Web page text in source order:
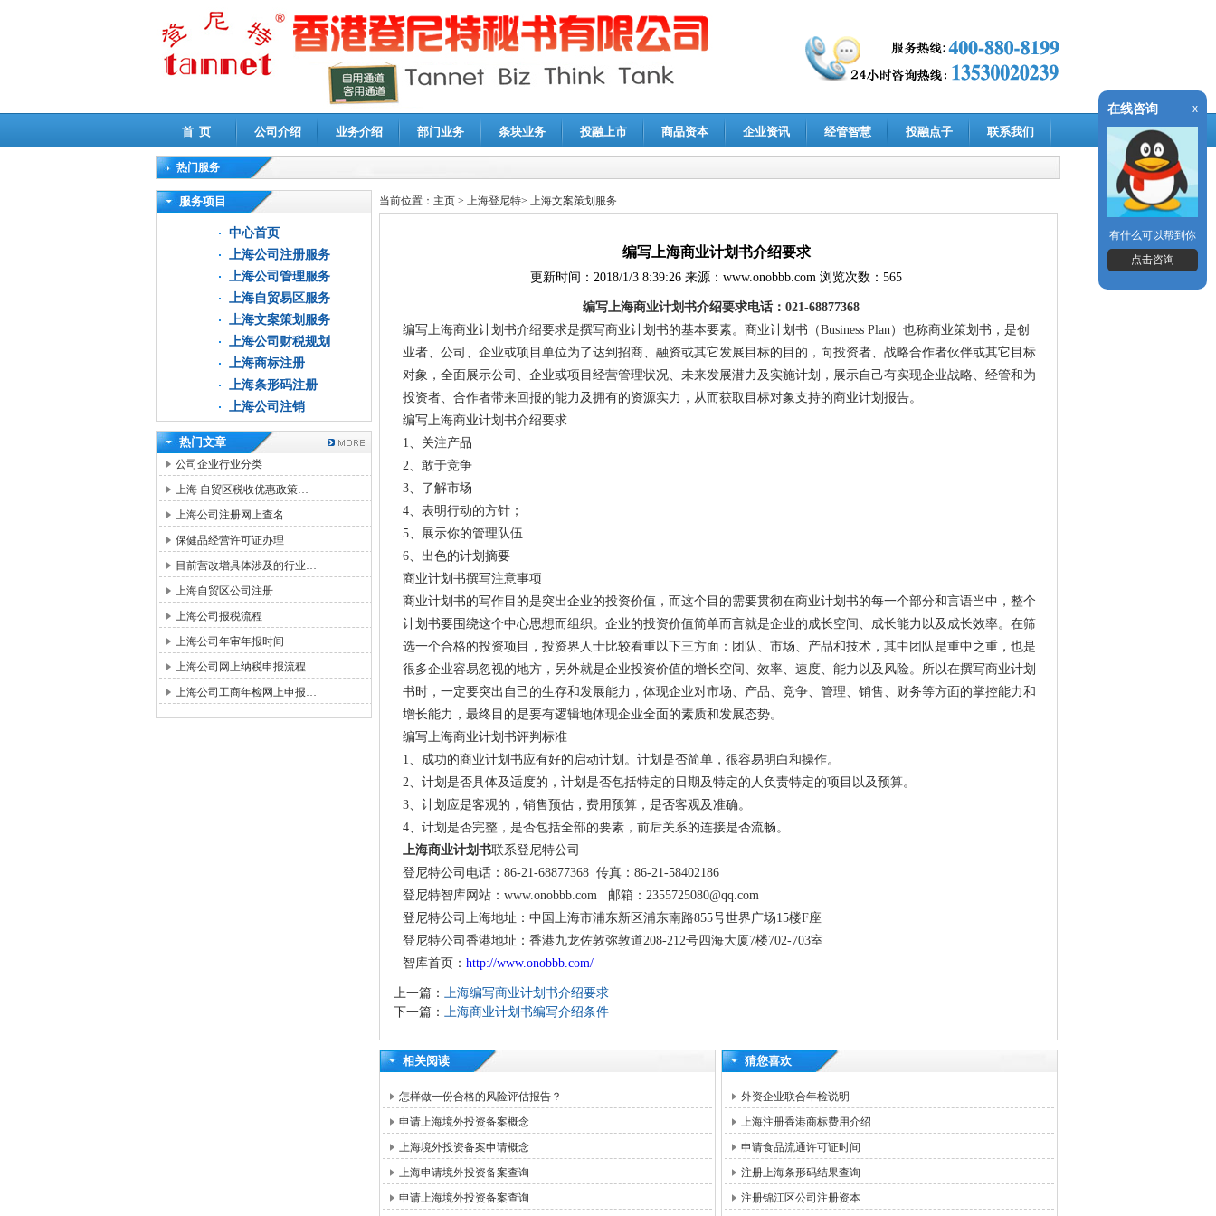
首 页 公司介绍 业务介绍 部门业务 条块业务 投融上市 商品资本 企业资讯 经管智慧 投融点子 联系我们
热门服务
高新技术企业认定审计|企业所得税汇算清缴申报鉴证
服务项目
中心首页
上海公司注册服务
上海公司管理服务
上海自贸易区服务
上海文案策划服务
上海公司财税规划
上海商标注册
上海条形码注册
上海公司注销
热门文章
公司企业行业分类
上海 自贸区税收优惠政策…
上海公司注册网上查名
保健品经营许可证办理
目前营改增具体涉及的行业…
上海自贸区公司注册
上海公司报税流程
上海公司年审年报时间
上海公司网上纳税申报流程…
上海公司工商年检网上申报…
当前位置： 主页 > 上海登尼特> 上海文案策划服务
编写上海商业计划书介绍要求
更新时间： 2018/1/3 8:39:26 来源： www.onobbb.com 浏览次数：565
编写上海商业计划书介绍要求电话：021-68877368
编写上海商业计划书介绍要求是撰写商业计划书的基本要素。商业计划书（Business Plan）也称商业策划书，是创
业者、公司、企业或项目单位为了达到招商、融资或其它发展目标的目的，向投资者、战略合作者伙伴或其它目标
对象，全面展示公司、企业或项目经营管理状况、未来发展潜力及实施计划，展示自己有实现企业战略、经管和为
投资者、合作者带来回报的能力及拥有的资源实力，从而获取目标对象支持的商业计划报告。
编写上海商业计划书介绍要求
1、关注产品
2、敢于竞争
3、了解市场
4、表明行动的方针；
5、展示你的管理队伍
6、出色的计划摘要
商业计划书撰写注意事项
商业计划书的写作目的是突出企业的投资价值，而这个目的需要贯彻在商业计划书的每一个部分和言语当中，整个
计划书要围绕这个中心思想而组织。企业的投资价值简单而言就是企业的成长空间、成长能力以及成长效率。在筛
选一个合格的投资项目，投资界人士比较看重以下三方面：团队、市场、产品和技术，其中团队是重中之重，也是
很多企业容易忽视的地方，另外就是企业投资价值的增长空间、效率、速度、能力以及风险。所以在撰写商业计划
书时，一定要突出自己的生存和发展能力，体现企业对市场、产品、竞争、管理、销售、财务等方面的掌控能力和
增长能力，最终目的是要有逻辑地体现企业全面的素质和发展态势。
编写上海商业计划书评判标准
1、成功的商业计划书应有好的启动计划。计划是否简单，很容易明白和操作。
2、计划是否具体及适度的，计划是否包括特定的日期及特定的人负责特定的项目以及预算。
3、计划应是客观的，销售预估，费用预算，是否客观及准确。
4、计划是否完整，是否包括全部的要素，前后关系的连接是否流畅。
上海商业计划书联系登尼特公司
登尼特公司电话：86-21-68877368 传真：86-21-58402186
登尼特智库网站：www.onobbb.com 邮箱：2355725080@qq.com
登尼特公司上海地址：中国上海市浦东新区浦东南路855号世界广场15楼F座
登尼特公司香港地址：香港九龙佐敦弥敦道208-212号四海大厦7楼702-703室
智库首页： http://www.onobbb.com/
上一篇： 上海编写商业计划书介绍要求
下一篇： 上海商业计划书编写介绍条件
相关阅读
怎样做一份合格的风险评估报告？
申请上海境外投资备案概念
上海境外投资备案申请概念
上海申请境外投资备案查询
申请上海境外投资备案查询
猜您喜欢
外资企业联合年检说明
上海注册香港商标费用介绍
申请食品流通许可证时间
注册上海条形码结果查询
注册锦江区公司注册资本
在线咨询 x
有什么可以帮到你
点击咨询